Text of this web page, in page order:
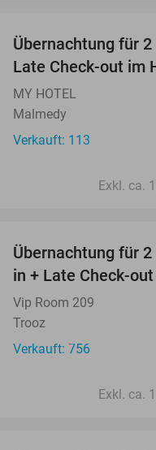
Übernachtung für
Late Check-out im
MY HOTEL
Malmedy
Verkauft: 113
Exkl. ca.
Übernachtung für
in + Late Check-
Vip Room 209
Trooz
Verkauft: 756
Exkl. ca.